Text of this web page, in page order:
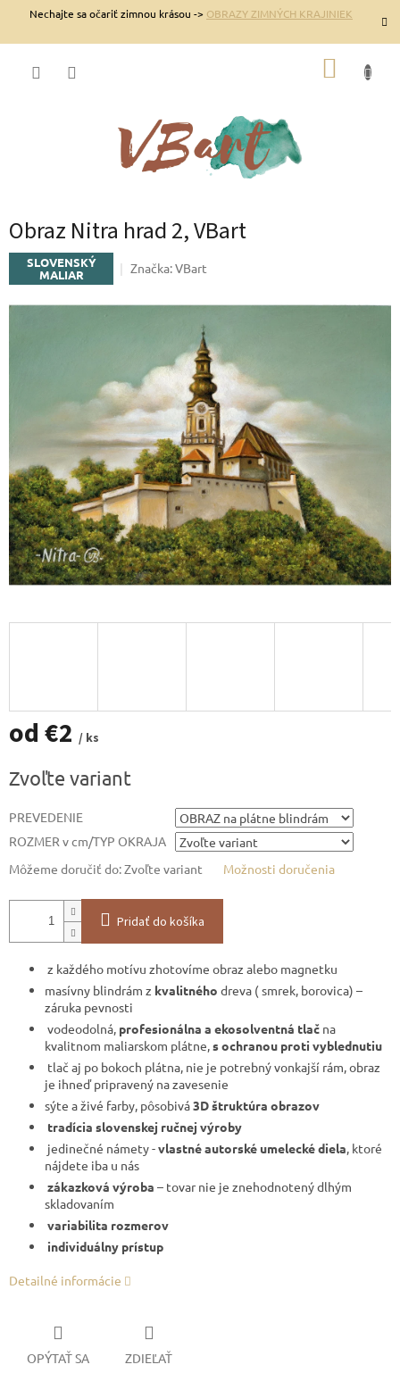
Prejsť
obsah
Nechajte sa očariť zimnou krásou -> OBRAZY ZIMNÝCH KRAJINIEK
Obraz Nitra hrad 2, VBart
SLOVENSKÝ
MALIAR
Značka:VBart
od€2 / ks
cena:
Zvoľte variant
PREVEDENIE
ROZMER v cm/TYP OKRAJA
Môžeme doručiť do:Zvoľte variant Možnosti doručenia
Pridať do košíka
z každého motívu zhotovíme obraz alebo magnetku
masívny blindrám z kvalitného dreva ( smrek, borovica) –
záruka pevnosti
vodeodolná, profesionálna a ekosolventná tlač na
kvalitnom maliarskom plátne,s ochranou proti vyblednutiu
tlač aj po bokoch plátna, nie je potrebný vonkajší rám, obraz
je ihneď pripravený na zavesenie
sýte a živé farby, pôsobivá3D štruktúra obrazov
tradícia slovenskej ručnej výroby
jedinečné námety -vlastné autorské umelecké diela, ktoré
nájdete iba u nás
zákazková výroba – tovar nie je znehodnotený dlhým
skladovaním
variabilita rozmerov
individuálny prístup
Detailné informácie
OPÝTAŤ SA ZDIEĽAŤ